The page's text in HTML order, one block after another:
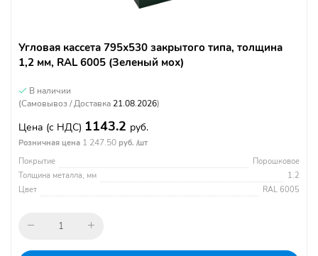
Угловая кассета 795х530 закрытого типа, толщина
1,2 мм, RAL 6005 (Зеленый мох)
В наличии
(Самовывоз / Доставка 21.08.2026)
Цена (с НДС) 1143.2 руб.
Розничная цена 1 247.50 руб. /шт
Покрытие
Порошковое
Толщина металла, мм
1.2
Цвет
RAL 6005